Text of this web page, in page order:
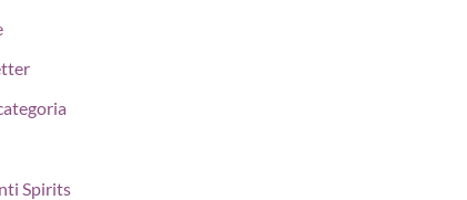
Spirits